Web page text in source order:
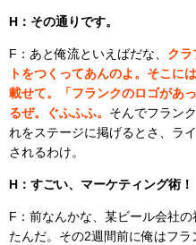
H：その通りです。
F：あと俺流といえばだな、 クラ
トをつくってあんのよ。そこに
載せて。「フランクのロゴがあ
るぜ。ぐふふふ。 そんでフラン
れをステージに掲げるとさ、ラ
されるわけ。
H：すごい、マーケティング術！
F：前なんかな、某ビール会社
たんだ。その2週間前に俺はフ